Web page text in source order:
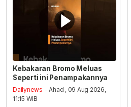
Kebakaran Bromo Meluas
Seperti ini Penampakannya
Dailynews - Ahad , 09 Aug 2026,
11:15 WIB